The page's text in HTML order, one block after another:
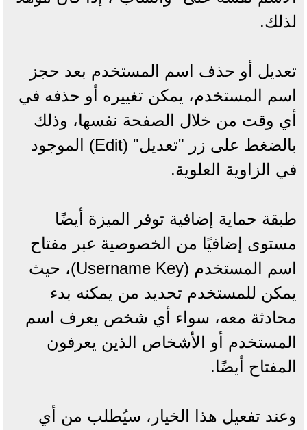
لذلك.
تعديل أو حذف اسم المستخدم بعد حجز
اسم المستخدم، يمكن تغييره أو حذفه في
أي وقت من خلال الصفحة نفسها، وذلك
بالضغط على زر "تعديل" (Edit) الموجود
في الزاوية العلوية.
طبقة حماية إضافية توفر الميزة أيضًا
مستوى إضافيًا من الخصوصية عبر مفتاح
اسم المستخدم (Username Key)، حيث
يمكن للمستخدم تحديد من يمكنه بدء
محادثة معه، سواء أي شخص يعرف اسم
المستخدم أو الأشخاص الذين يعرفون
المفتاح أيضًا.
وعند تفعيل هذا الخيار، سيُطلب من أي